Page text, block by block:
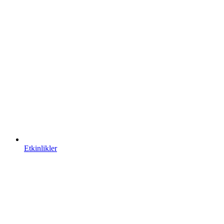
Etkinlikler